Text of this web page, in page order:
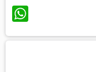
WhatsApp